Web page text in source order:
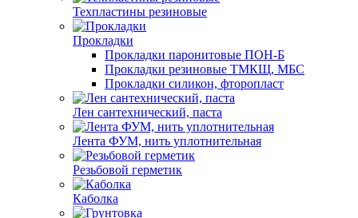
Техпластины резиновые
Прокладки
Прокладки паронитовые ПОН-Б
Прокладки резиновые ТМКЩ, МБС
Прокладки силикон, фторопласт
Лен сантехнический, паста
Лента ФУМ, нить уплотнительная
Резьбовой герметик
Каболка